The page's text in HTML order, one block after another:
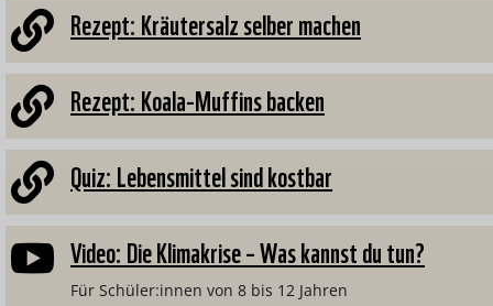
 Rezept: Kräutersalz selber machen
 Rezept: Koala-Muffins backen
 Quiz: Lebensmittel sind kostbar
 Video: Die Klimakrise – Was kannst du tun?
Für Schüler:innen von 8 bis 12 Jahren